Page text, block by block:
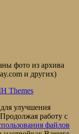
фото из архива
и других)
Themes
улучшения
работу с
файлов